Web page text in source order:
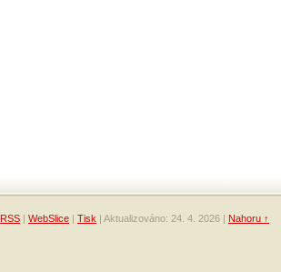
RSS | WebSlice | Tisk | Aktualizováno: 24. 4. 2026 | Nahoru ↑